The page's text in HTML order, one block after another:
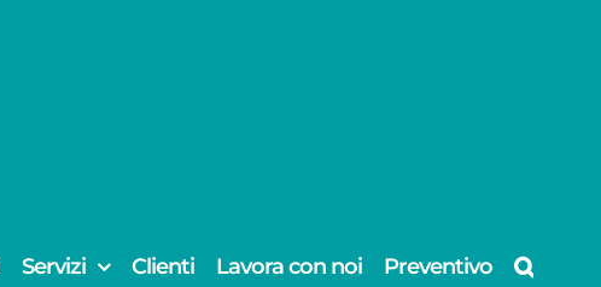
Servizi Clienti Lavora con noi Preventivo